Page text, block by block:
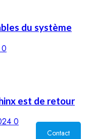
du système
0
est de retour
0
Contact